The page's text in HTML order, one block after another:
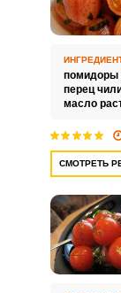
помидоры
перец
масло
СМОТРЕТЬ